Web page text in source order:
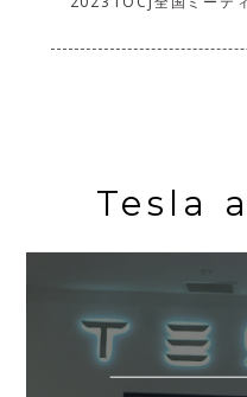
Tesla